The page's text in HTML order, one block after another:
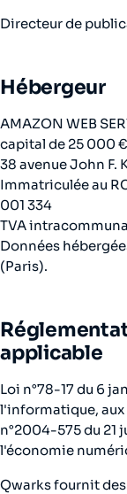
Directeur de
Hébergeur
AMAZON WEB
capital de 25 000 €
38 avenue John F.
Immatriculée au
001 334
TVA
Données
(Paris).
applicable
Loi n°78-17 du 6
l'informatique, aux
n°2004-575 du 21
l'économie
Qwarks fournit